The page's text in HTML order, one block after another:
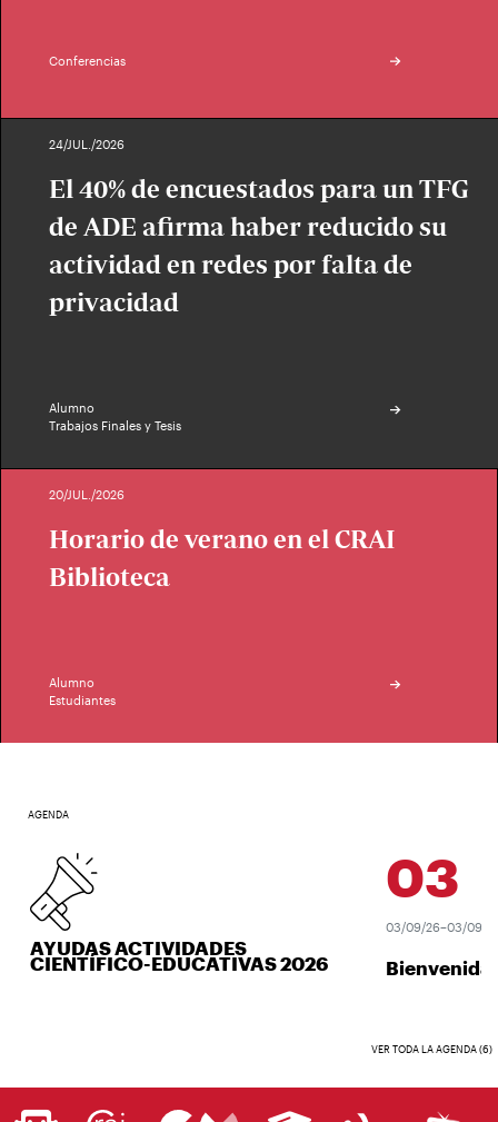
Conferencias
24/JUL./2026
El 40% de encuestados para un TFG
de ADE afirma haber reducido su
actividad en redes por falta de
privacidad
Alumno
Trabajos Finales y Tesis
20/JUL./2026
Horario de verano en el CRAI
Biblioteca
Alumno
Estudiantes
AGENDA
AYUDAS ACTIVIDADES
CIENTÍFICO-EDUCATIVAS 2026
03
03/09/26–03/09/26
Bienvenida
VER TODA LA AGENDA (6)